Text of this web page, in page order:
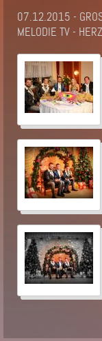
07.12.2015 -
MELODIE TV -